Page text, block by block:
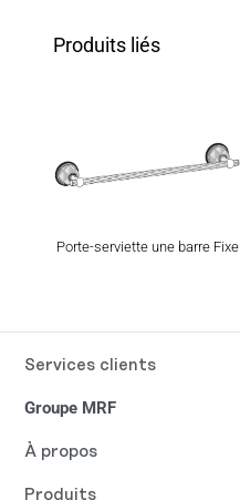
Produits liés
Porte-serviette une barre Fixe
Services clients
Groupe MRF
À propos
Produits